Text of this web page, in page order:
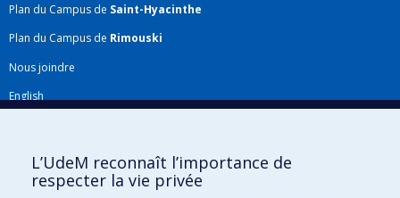
Plan du Campus de Saint-Hyacinthe
Plan du Campus de Rimouski
Nous joindre
English
Plan du site
Accessibilité
L’UdeM reconnaît l’importance de
respecter la vie privée